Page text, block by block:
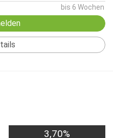
bis 6 Wochen
3,70%